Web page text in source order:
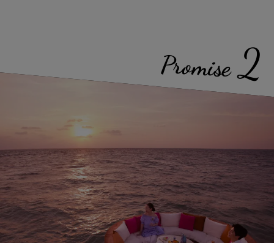
Promise2